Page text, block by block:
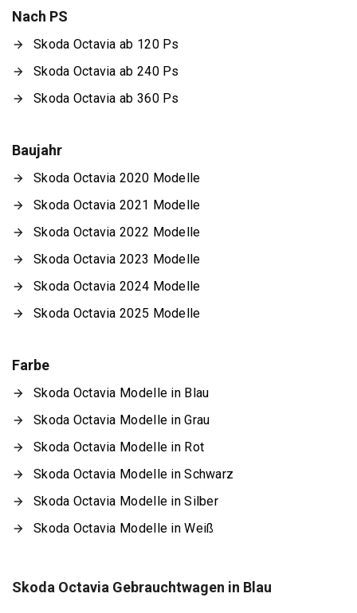
Nach PS
Skoda Octavia ab 120 Ps
Skoda Octavia ab 240 Ps
Skoda Octavia ab 360 Ps
Baujahr
Skoda Octavia 2020 Modelle
Skoda Octavia 2021 Modelle
Skoda Octavia 2022 Modelle
Skoda Octavia 2023 Modelle
Skoda Octavia 2024 Modelle
Skoda Octavia 2025 Modelle
Farbe
Skoda Octavia Modelle in Blau
Skoda Octavia Modelle in Grau
Skoda Octavia Modelle in Rot
Skoda Octavia Modelle in Schwarz
Skoda Octavia Modelle in Silber
Skoda Octavia Modelle in Weiß
Skoda Octavia Gebrauchtwagen in Blau